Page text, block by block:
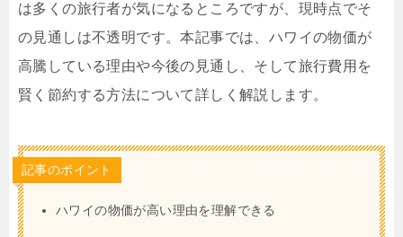
は多くの旅行者が気になるところですが、現時点でそ
の見通しは不透明です。本記事では、ハワイの物価が
高騰している理由や今後の見通し、そして旅行費用を
賢く節約する方法について詳しく解説します。
記事のポイント
ハワイの物価が高い理由を理解できる